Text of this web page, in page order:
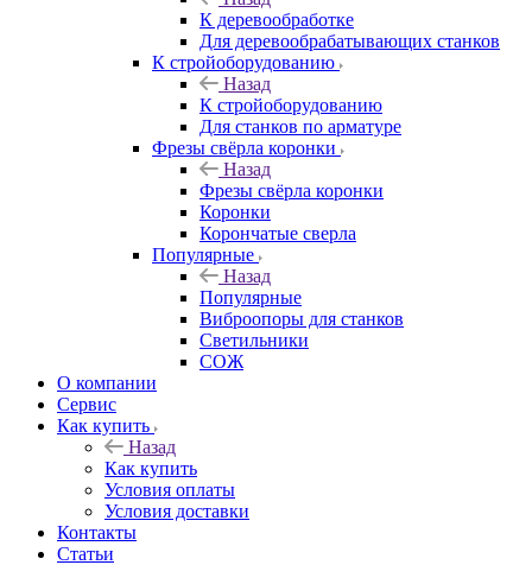
К деревообработке
Для деревообрабатывающих станков
К стройоборудованию
Назад
К стройоборудованию
Для станков по арматуре
Фрезы свёрла коронки
Назад
Фрезы свёрла коронки
Коронки
Корончатые сверла
Популярные
Назад
Популярные
Виброопоры для станков
Светильники
СОЖ
О компании
Сервис
Как купить
Назад
Как купить
Условия оплаты
Условия доставки
Контакты
Статьи